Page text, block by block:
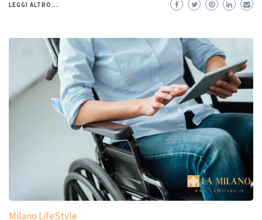
LEGGI ALTRO...
Milano LifeStyle